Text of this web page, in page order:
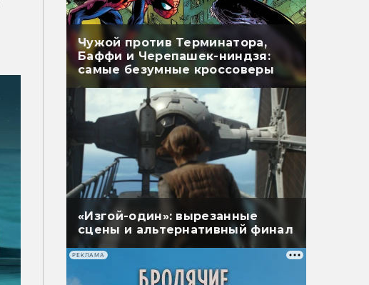
Чужой против Терминатора,
Баффи и Черепашек-ниндзя:
самые безумные кроссоверы
«Изгой-один»: вырезанные
сцены и альтернативный финал
РЕКЛАМА